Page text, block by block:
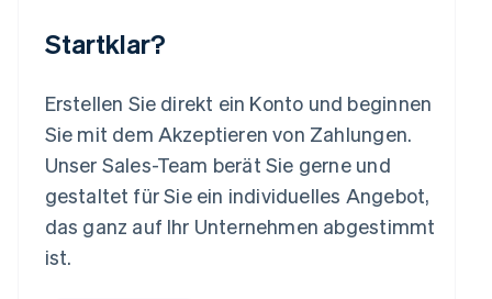
Startklar?
Erstellen Sie direkt ein Konto und beginnen
Sie mit dem Akzeptieren von Zahlungen.
Unser Sales-Team berät Sie gerne und
gestaltet für Sie ein individuelles Angebot,
das ganz auf Ihr Unternehmen abgestimmt
ist.
Luxemburg
English简体中文
Malta
Mexiko
EspañolEnglish
Neuseeland